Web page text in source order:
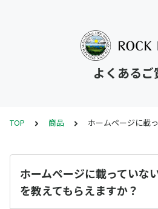
よくあるご
TOP 商品 ホームページに載
ホームページに載っていな
を教えてもらえますか？